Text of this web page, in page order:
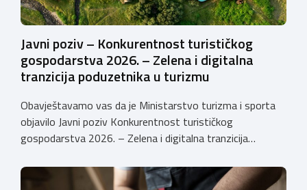
Javni poziv – Konkurentnost turističkog
gospodarstva 2026. – Zelena i digitalna
tranzicija poduzetnika u turizmu
Obavještavamo vas da je Ministarstvo turizma i sporta
objavilo Javni poziv Konkurentnost turističkog
gospodarstva 2026. – Zelena i digitalna tranzicija
male vrijednosti u ukupnom iznosu od 3.403.640,00 €.